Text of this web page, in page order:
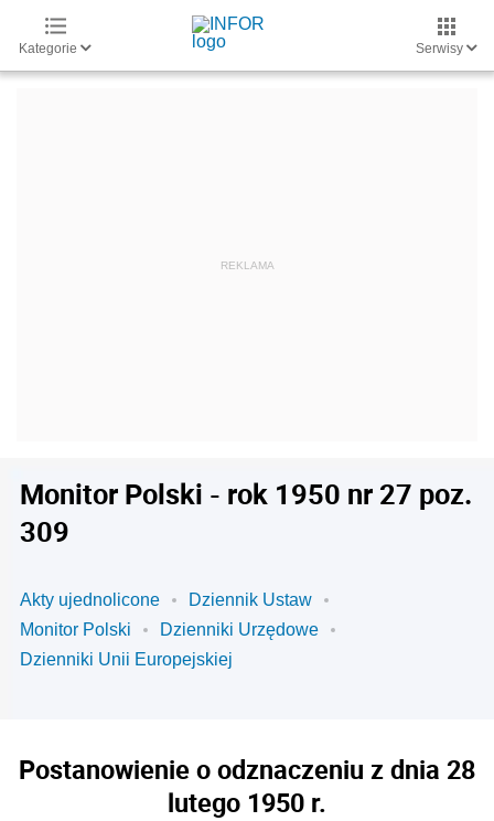
Kategorie Serwisy
Monitor Polski - rok 1950 nr 27 poz.
309
Akty ujednolicone
Dziennik Ustaw
Monitor Polski
Dzienniki Urzędowe
Dzienniki Unii Europejskiej
Postanowienie o odznaczeniu z dnia 28
lutego 1950 r.